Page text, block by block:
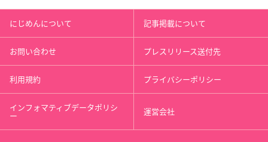
にじめんについて 記事掲載について
お問い合わせ プレスリリース送付先
利用規約 プライバシーポリシー
インフォマティブデータポリシ
ー 運営会社